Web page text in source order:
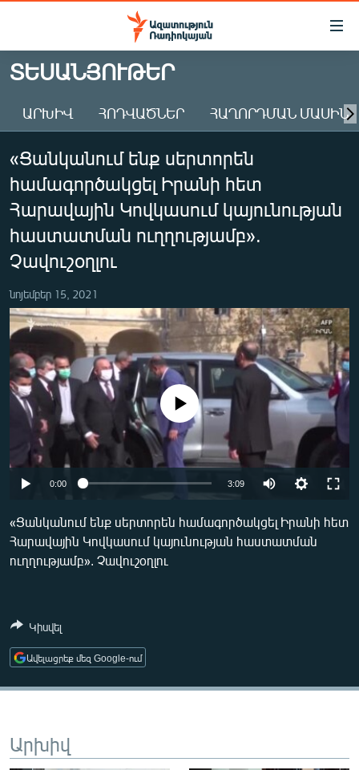
Մատչելիության
Անցնել
հիմնական
Անցնել
հիմնական
մենյուին
Որոնում
ԱԶԱՏՈՒԹՅՈՒՆ TV
ՀԱՅԱՍՏԱՆ
ԸՆՏՐՈՒԹՅՈՒՆՆԵՐ 2026
ԻՐԱՎՈՒՆՔ
ՀԱՍԱՐԱԿՈՒԹՅՈՒՆ
ՏՆՏԵՍՈՒԹՅՈՒՆ
ՊԱՏԵՐԱԶՄԻ 6 ՇԱԲԱԹՆԵՐԸ
ՏԱՐԱԾԱՇՐՋԱՆ
ՄԻՋԱԶԳԱՅԻՆ
ՄՇԱԿՈՒՅԹ
ՍՊՈՐՏ
ՄԵԿՆԱԲԱՆՈՒԹՅՈՒՆ
ՏՏ ԵՒ ԻՆՏԵՐՆԵՏ
ԿՈՐՈՆԱՎԻՐՈՒՍ
ԱՐԽԻՎ
ՁԳՏԵԼՈՎ ԼԱՎԱԳՈՒՅՆԻՆ
ՓՈԴՔԱՍԹ
Русский
ՏԵՍԱՆՅՈՒԹԵՐ
ԱՐԽԻՎ ՀՈԴՎԱԾՆԵՐ ՀԱՂՈՐԴՄԱՆ ՄԱՍԻՆ
«Ցանկանում ենք սերտորեն
համագործակցել Իրանի հետ
Հարավային Կովկասում կայունության
հաստատման ուղղությամբ».
Չավուշօղլու
նոյեմբեր 15, 2021
No media source currently available
0:00 3:09
«Ցանկանում ենք սերտորեն համագործակցել Իրանի հետ
Հարավային Կովկասում կայունության հաստատման
ուղղությամբ». Չավուշօղլու
Կիսվել
Ավելացրեք մեզ Google-ում
Արխիվ